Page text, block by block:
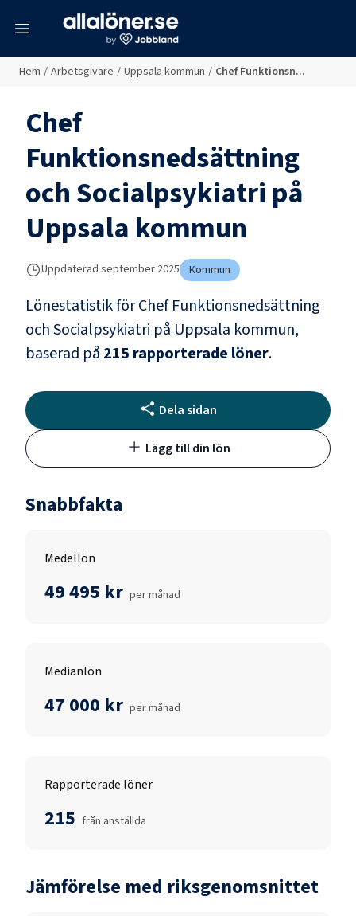
Hem / Arbetsgivare / Uppsala kommun / Chef Funktionsn...
Chef
Funktionsnedsättning
och Socialpsykiatri på
Uppsala kommun
Uppdaterad september 2025 Kommun
Lönestatistik förChef Funktionsnedsättning
och Socialpsykiatri på Uppsala kommun,
baserad på 215 rapporterade löner.
Dela sidan
Lägg till din lön
Snabbfakta
Medellön
49 495 kr per månad
Medianlön
47 000 kr per månad
Rapporterade löner
215 från anställda
Jämförelse med riksgenomsnittet